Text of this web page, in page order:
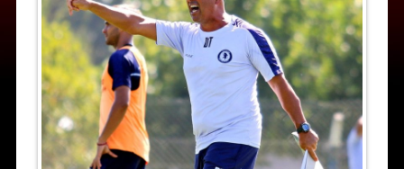
A
p
p
r
a
m
e
r
o
o
k
n
g
e
r
i
n
k
F
r
i